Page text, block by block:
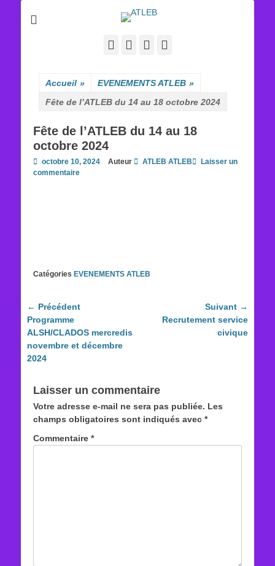
ATLEB
FacebookYouTube
Accueil » EVENEMENTS ATLEB »
Fête de l’ATLEB du 14 au 18 octobre 2024
Fête de l’ATLEB du 14 au 18
octobre 2024
Posted
on
octobre 10, 2024 Auteur ATLEB ATLEB
Laisser un
commentaire
Catégories EVENEMENTS ATLEB
Navigation
de
l’article
← Précédent
Article
précédent :
Programme
ALSH/CLADOS mercredis
novembre et décembre
2024
Suivant →
ArticleRecrutement service
civique
Laisser un commentaire
Votre adresse e-mail ne sera pas publiée. Les
champs obligatoires sont indiqués avec *
Commentaire *